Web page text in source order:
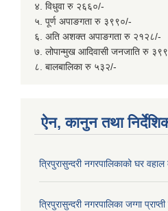
४. विधुवा रु २६६०/-
५. पूर्ण अपाङगता रु ३९९०/-
६. अति अशक्त अपाङगता रु २१२८/-
७. लोपान्मुख आदिवासी जनजाति रु
८. बालबालिका रु ५३२/-
ऐन, कानुन तथा
त्रिपुरासुन्दरी नगरपालिकाको घर
त्रिपुरासुन्दरी नगरपालिका जग्गा